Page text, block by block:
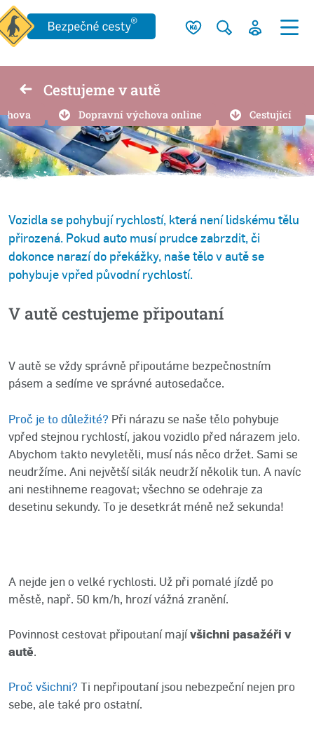
Cestujeme v autě
Dopravní výchova online Cestující
Vozidla se pohybují rychlostí, která není lidskému tělu
přirozená. Pokud auto musí prudce zabrzdit, či
dokonce narazí do překážky, naše tělo v autě se
pohybuje vpřed původní rychlostí.
V autě cestujeme připoutaní
V autě se vždy správně připoutáme bezpečnostním
pásem a sedíme ve správné autosedačce.
Proč je to důležité? Při nárazu se naše tělo pohybuje
vpřed stejnou rychlostí, jakou vozidlo před nárazem jelo.
Abychom takto nevyletěli, musí nás něco držet. Sami se
neudržíme. Ani největší silák neudrží několik tun. A navíc
ani nestihneme reagovat; všechno se odehraje za
desetinu sekundy. To je desetkrát méně než sekunda!
A nejde jen o velké rychlosti. Už při pomalé jízdě po
městě, např. 50 km/h, hrozí vážná zranění.
Povinnost cestovat připoutaní majívšichni pasažéři v
autě.
Proč všichni? Ti nepřipoutaní jsou nebezpeční nejen pro
sebe, ale také pro ostatní.